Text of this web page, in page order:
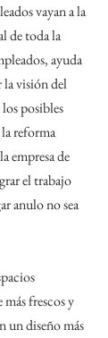
vayan a la
de toda la
ayuda
la visión del
posibles
la reforma
empresa de
el trabajo
anulo no sea
frescos y
un diseño más